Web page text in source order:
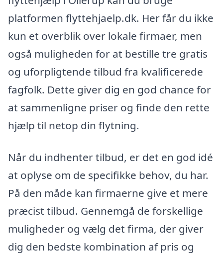
platformen flyttehjaelp.dk. Her får du ikke
kun et overblik over lokale firmaer, men
også muligheden for at bestille tre gratis
og uforpligtende tilbud fra kvalificerede
fagfolk. Dette giver dig en god chance for
at sammenligne priser og finde den rette
hjælp til netop din flytning.
Når du indhenter tilbud, er det en god idé
at oplyse om de specifikke behov, du har.
På den måde kan firmaerne give et mere
præcist tilbud. Gennemgå de forskellige
muligheder og vælg det firma, der giver
dig den bedste kombination af pris og